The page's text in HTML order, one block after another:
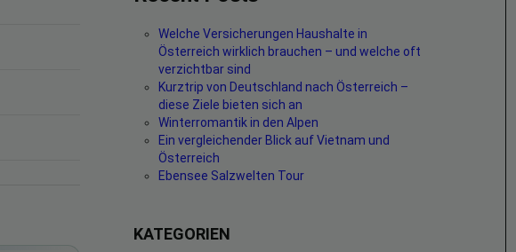
Welche Versicherungen Haushalte in
Österreich wirklich brauchen – und welche oft
verzichtbar sind
Kurztrip von Deutschland nach Österreich –
diese Ziele bieten sich an
Winterromantik in den Alpen
Ein vergleichender Blick auf Vietnam und
Österreich
Ebensee Salzwelten Tour
KATEGORIEN